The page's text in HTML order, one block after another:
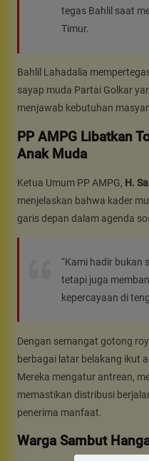
tegas Bahlil saat
Timur.
Bahlil Lahadalia
sayap muda Partai Golkar
menjawab kebutuhan
PP AMPG Libatkan
Anak Muda
Ketua Umum PP AMPG, H.
menjelaskan bahwa kader
garis depan dalam agenda
“Kami hadir bukan
tetapi juga
kepercayaan di
Dengan semangat gotong
berbagai latar belakang ikut
Mereka mengatur antrean,
memastikan distribusi
penerima manfaat.
Warga Sambut